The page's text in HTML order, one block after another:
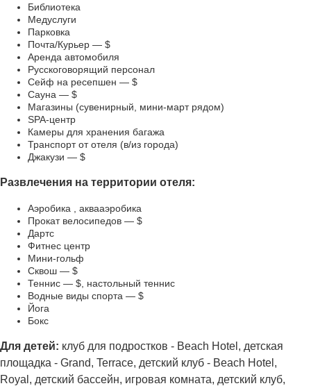
Библиотека
Медуслуги
Парковка
Почта/Курьер — $
Аренда автомобиля
Русскоговорящий персонал
Сейф на ресепшен — $
Сауна — $
Магазины (сувенирный, мини-март рядом)
SPA-центр
Камеры для хранения багажа
Транспорт от отеля (в/из города)
Джакузи — $
Развлечения на территории отеля:
Аэробика , аквааэробика
Прокат велосипедов — $
Дартс
Фитнес центр
Мини-гольф
Сквош — $
Теннис — $, настольный теннис
Водные виды спорта — $
Йога
Бокс
Для детей: клуб для подростков - Beach Hotel, детская
площадка - Grand, Terrace, детский клуб - Beach Hotel,
Royal, детский бассейн, игровая комната, детский клуб,